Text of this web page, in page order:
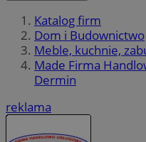
Katalog firm
Dom i Budownictwo
Meble, kuchnie,
Made Firma
Dermin
reklama